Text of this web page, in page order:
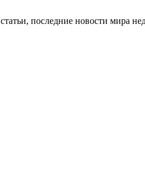
статьи, последние новости мира